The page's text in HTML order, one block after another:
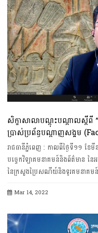
សិក្ខាសាលាបណ្តុះបណ្តាលស្តីពី ”
ប្រាស់ប្រព័ន្ធបណ្តាញសង្គម
រាជធានី​ភ្នំពេញ​ : កាលពីថ្ងៃទី១១ ខែ
បច្ចេកវិទ្យាគមនាគមន៍និងព័ត៌មាន នៃ
នៃក្រសួងប្រៃសណីយ៍និងទូរគមនាគម
Mar 14, 2022